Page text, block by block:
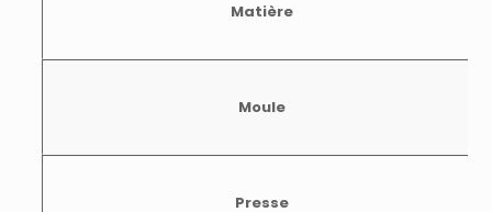
Matière
Moule
Presse